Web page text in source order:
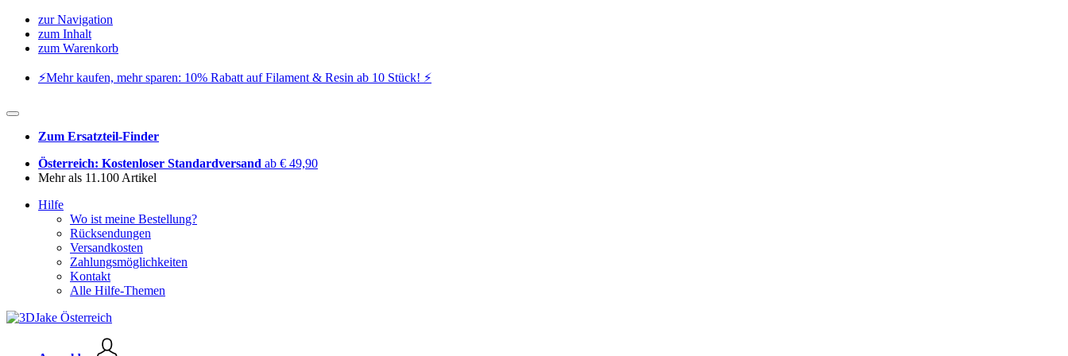
zur Navigation
zum Inhalt
zum Warenkorb
⚡️Mehr kaufen, mehr sparen: 10% Rabatt auf Filament & Resin ab 10 Stück! ⚡️
Zum Ersatzteil-Finder
Österreich: Kostenloser Standardversand ab € 49,90
Mehr als 11.100 Artikel
Hilfe
Wo ist meine Bestellung?
Rücksendungen
Versandkosten
Zahlungsmöglichkeiten
Kontakt
Alle Hilfe-Themen